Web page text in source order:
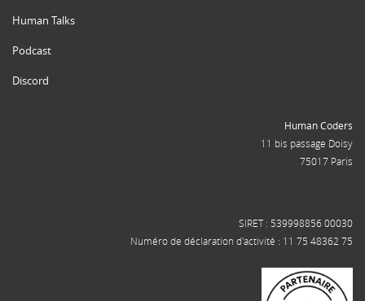
Human Talks
Podcast
Discord
Human Coders
11 bis passage Doisy
75017 Paris
SIRET : 539998856 00030
Numéro de déclaration d'activité : 11 75 48362 75